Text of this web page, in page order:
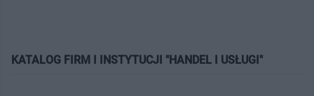
KATALOG FIRM I INSTYTUCJI "HANDEL I USŁUGI"